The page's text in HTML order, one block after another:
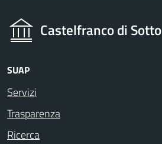
Castelfranco di Sotto
SUAP
Servizi
Trasparenza
Ricerca